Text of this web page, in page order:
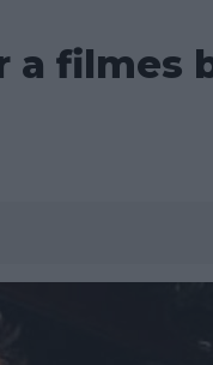
a filmes